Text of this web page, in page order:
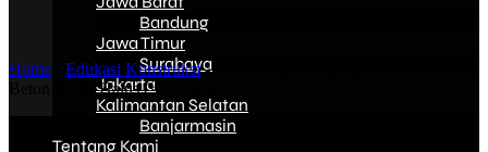
Bandung
Jawa Timur
Surabaya
Jakarta
Kalimantan Selatan
Banjarmasin
Tentang Kami
Home Edukasi Konstruksi-
Beton Retak Halus (< 0.3mm)